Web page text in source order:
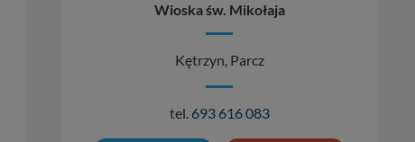
Wioska św. Mikołaja
Kętrzyn, Parcz
tel. 693 616 083